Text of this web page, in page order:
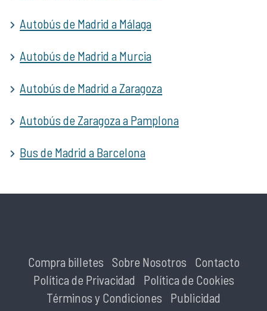
Autobús de Madrid a Málaga
Autobús de Madrid a Murcia
Autobús de Madrid a Zaragoza
Autobús de Zaragoza a Pamplona
Bus de Madrid a Barcelona
Compra billetes Sobre Nosotros
Contacto
Política de Privacidad
Política de Cookies
Términos y Condiciones
Publicidad